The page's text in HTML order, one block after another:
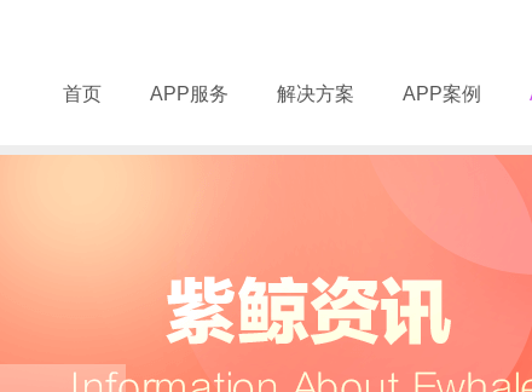
首页 APP服务 解决方案 APP案例